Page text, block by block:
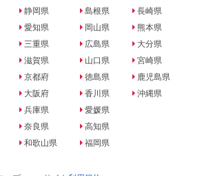
静岡県
愛知県
三重県
滋賀県
京都府
大阪府
兵庫県
奈良県
和歌山県
島根県
岡山県
広島県
山口県
徳島県
香川県
愛媛県
高知県
福岡県
長崎県
熊本県
大分県
宮崎県
鹿児島県
沖縄県